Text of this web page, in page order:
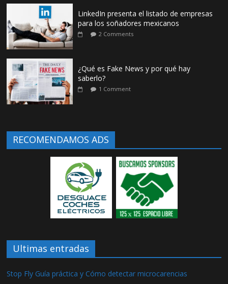
LinkedIn presenta el listado de empresas
para los soñadores mexicanos
2 Comments
¿Qué es Fake News y por qué hay
saberlo?
1 Comment
RECOMENDAMOS ADS
Ultimas entradas
Stop Fly Guía práctica y Cómo detectar microcarencias